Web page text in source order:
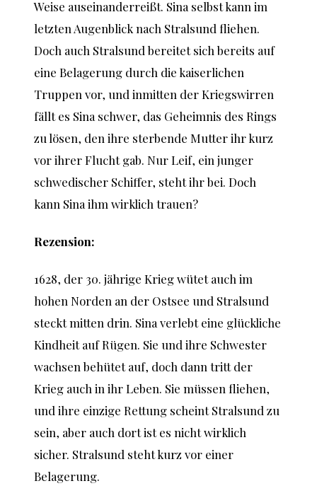
Weise auseinanderreißt. Sina selbst kann im
letzten Augenblick nach Stralsund fliehen.
Doch auch Stralsund bereitet sich bereits auf
eine Belagerung durch die kaiserlichen
Truppen vor, und inmitten der Kriegswirren
fällt es Sina schwer, das Geheimnis des Rings
zu lösen, den ihre sterbende Mutter ihr kurz
vor ihrer Flucht gab. Nur Leif, ein junger
schwedischer Schiffer, steht ihr bei. Doch
kann Sina ihm wirklich trauen?
Rezension:
1628, der 30. jährige Krieg wütet auch im
hohen Norden an der Ostsee und Stralsund
steckt mitten drin. Sina verlebt eine glückliche
Kindheit auf Rügen. Sie und ihre Schwester
wachsen behütet auf, doch dann tritt der
Krieg auch in ihr Leben. Sie müssen fliehen,
und ihre einzige Rettung scheint Stralsund zu
sein, aber auch dort ist es nicht wirklich
sicher. Stralsund steht kurz vor einer
Belagerung.